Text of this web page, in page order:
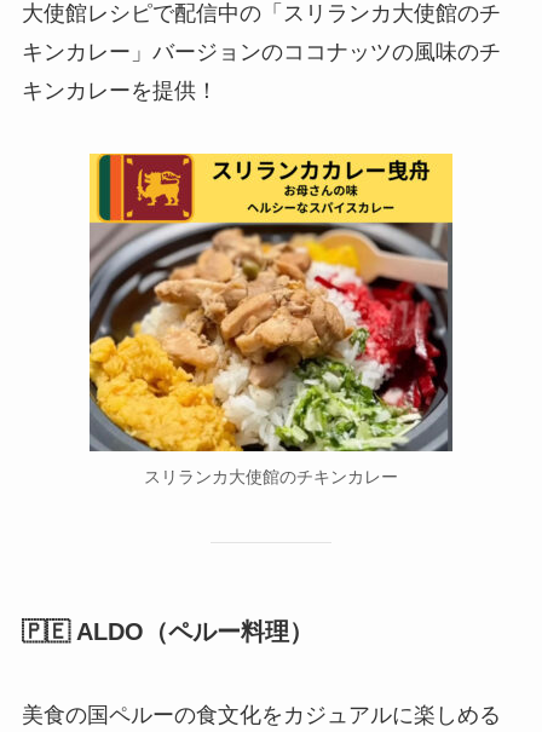
大使館レシピで配信中の「スリランカ大使館のチ
キンカレー」バージョンのココナッツの風味のチ
キンカレーを提供！
スリランカ大使館のチキンカレー
🇵🇪 ALDO（ペルー料理）
美食の国ペルーの食文化をカジュアルに楽しめる